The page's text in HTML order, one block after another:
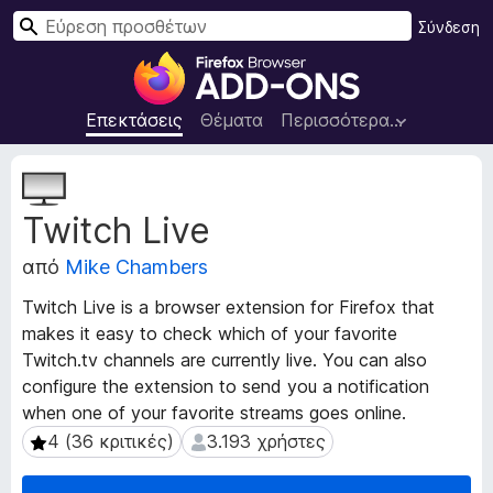
Π
ρ
ό
σ
ρ
ο
γ
ρ
ά
μ
μ
Επεκτάσεις Θέματα Περισσότερα…
Σύνδεση
Α
Twitch Live
από Mike Chambers
Twitch Live is a browser extension for Firefox that
makes it easy to check which of your favorite
Twitch.tv channels are currently live. You can also
configure the extension to send you a notification
when one of your favorite streams goes online.
4 (36 κριτικές)
4 (36 κριτικές) 3.193 χρήστες
3.193 χρήστες
Μ
ε
τ
α
δ
δ
ο
μ
έ
ν
α
ε
π